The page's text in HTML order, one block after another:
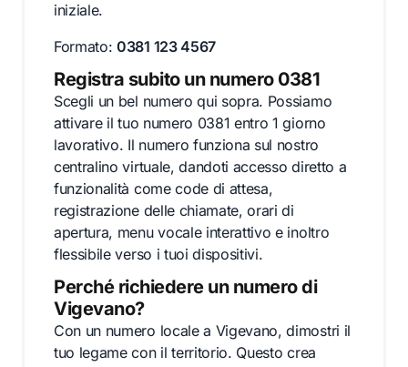
iniziale.
Formato:0381 123 4567
Registra subito un numero 0381
Scegli un bel numero qui sopra. Possiamo
attivare il tuo numero 0381 entro 1 giorno
lavorativo. Il numero funziona sul nostro
centralino virtuale, dandoti accesso diretto a
funzionalità come code di attesa,
registrazione delle chiamate, orari di
apertura, menu vocale interattivo e inoltro
flessibile verso i tuoi dispositivi.
Perché richiedere un numero di
Vigevano?
Con un numero locale a Vigevano, dimostri il
tuo legame con il territorio. Questo crea